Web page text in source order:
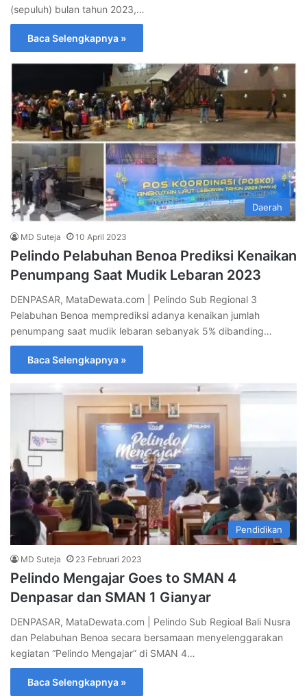
(sepuluh) bulan tahun 2023,…
Baca Selengkapnya »
Daerah
MD Suteja 10 April 2023
Pelindo Pelabuhan Benoa Prediksi Kenaikan
Penumpang Saat Mudik Lebaran 2023
DENPASAR, MataDewata.com | Pelindo Sub Regional 3
Pelabuhan Benoa memprediksi adanya kenaikan jumlah
penumpang saat mudik lebaran sebanyak 5% dibanding…
Baca Selengkapnya »
Pendidikan
MD Suteja 23 Februari 2023
Pelindo Mengajar Goes to SMAN 4
Denpasar dan SMAN 1 Gianyar
DENPASAR, MataDewata.com | Pelindo Sub Regioal Bali Nusra
dan Pelabuhan Benoa secara bersamaan menyelenggarakan
kegiatan “Pelindo Mengajar” di SMAN 4…
Baca Selengkapnya »